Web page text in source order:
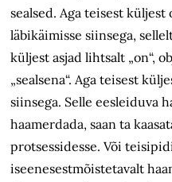
sealsed. Aga teisest
läbikäimisse siinsega,
küljest asjad lihtsalt „on“,
„sealsena“. Aga teisest
siinsega. Selle eesleiduva
haamerdada, saan ta
protsessidesse. Või
iseenesestmõistetavalt